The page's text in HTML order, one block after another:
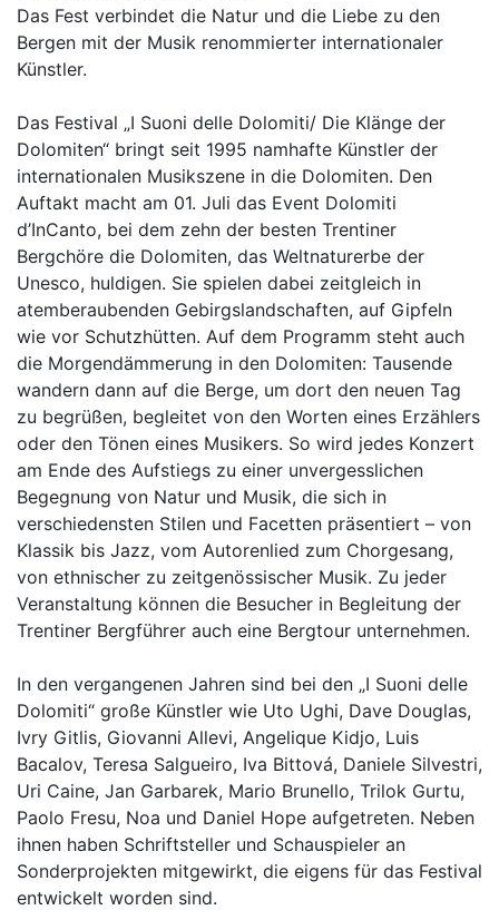
Das Fest verbindet die Natur und die Liebe zu den
Bergen mit der Musik renommierter internationaler
Künstler.
Das Festival „I Suoni delle Dolomiti/ Die Klänge der
Dolomiten“ bringt seit 1995 namhafte Künstler der
internationalen Musikszene in die Dolomiten. Den
Auftakt macht am 01. Juli das Event Dolomiti
d’InCanto, bei dem zehn der besten Trentiner
Bergchöre die Dolomiten, das Weltnaturerbe der
Unesco, huldigen. Sie spielen dabei zeitgleich in
atemberaubenden Gebirgslandschaften, auf Gipfeln
wie vor Schutzhütten. Auf dem Programm steht auch
die Morgendämmerung in den Dolomiten: Tausende
wandern dann auf die Berge, um dort den neuen Tag
zu begrüßen, begleitet von den Worten eines Erzählers
oder den Tönen eines Musikers. So wird jedes Konzert
am Ende des Aufstiegs zu einer unvergesslichen
Begegnung von Natur und Musik, die sich in
verschiedensten Stilen und Facetten präsentiert – von
Klassik bis Jazz, vom Autorenlied zum Chorgesang,
von ethnischer zu zeitgenössischer Musik. Zu jeder
Veranstaltung können die Besucher in Begleitung der
Trentiner Bergführer auch eine Bergtour unternehmen.
In den vergangenen Jahren sind bei den „I Suoni delle
Dolomiti“ große Künstler wie Uto Ughi, Dave Douglas,
Ivry Gitlis, Giovanni Allevi, Angelique Kidjo, Luis
Bacalov, Teresa Salgueiro, Iva Bittová, Daniele Silvestri,
Uri Caine, Jan Garbarek, Mario Brunello, Trilok Gurtu,
Paolo Fresu, Noa und Daniel Hope aufgetreten. Neben
ihnen haben Schriftsteller und Schauspieler an
Sonderprojekten mitgewirkt, die eigens für das Festival
entwickelt worden sind.